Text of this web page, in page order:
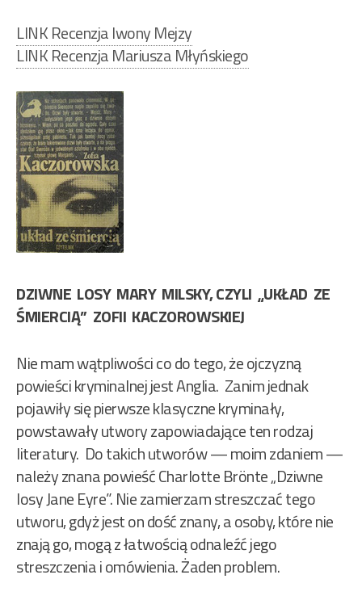
LINK Recenzja Iwony Mejzy
LINK Recenzja Mariusza Młyńskiego
DZIWNE LOSY MARY MILSKY, CZYLI „UKŁAD ZE
ŚMIERCIĄ” ZOFII KACZOROWSKIEJ
Nie mam wątpliwości co do tego, że ojczyzną
powieści kryminalnej jest Anglia. Zanim jednak
pojawiły się pierwsze klasyczne kryminały,
powstawały utwory zapowiadające ten rodzaj
literatury. Do takich utworów — moim zdaniem —
należy znana powieść Charlotte Brönte „Dziwne
losy Jane Eyre”. Nie zamierzam streszczać tego
utworu, gdyż jest on dość znany, a osoby, które nie
znają go, mogą z łatwością odnaleźć jego
streszczenia i omówienia. Żaden problem.